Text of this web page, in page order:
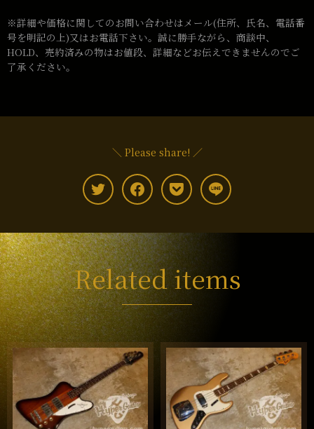
※詳細や価格に関してのお問い合わせはメール(住所、氏名、電話番
号を明記の上)又はお電話下さい。誠に勝手ながら、商談中、
HOLD、売約済みの物はお値段、詳細などお伝えできませんのでご
了承ください。
＼ Please share! ／
Related items